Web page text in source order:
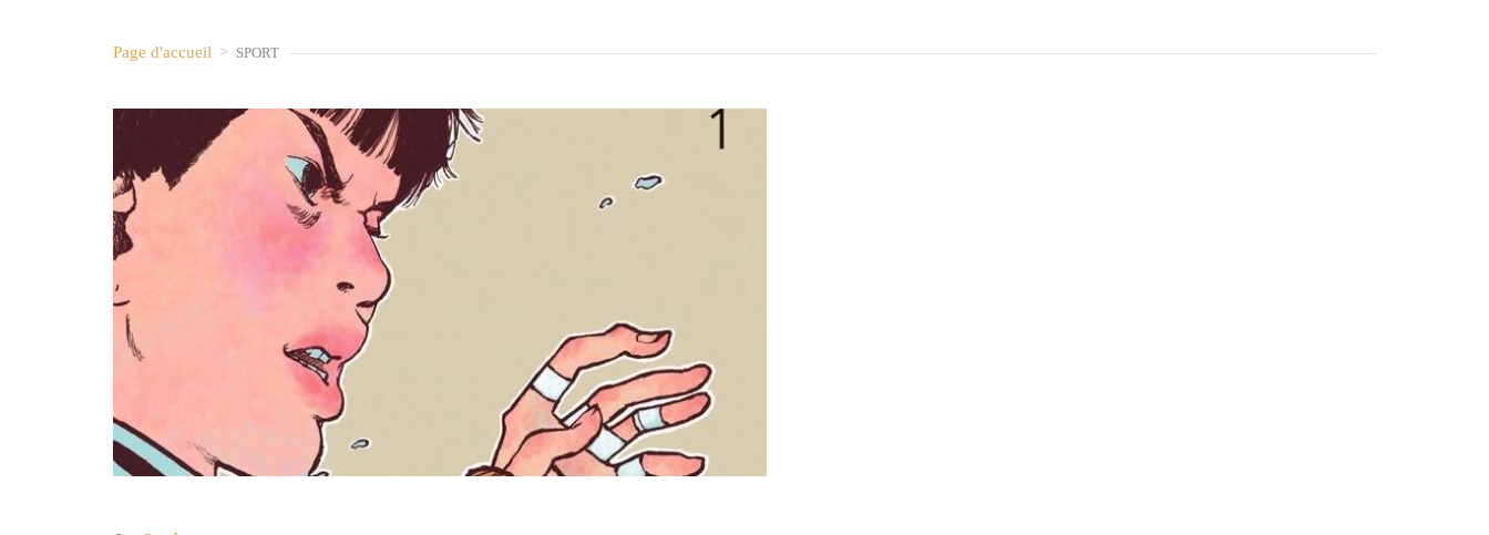
Page d'accueil > SPORT